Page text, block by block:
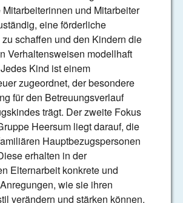
und Mitarbeiter
eine förderliche
schaffen und den Kindern die
Verhaltensweisen modellhaft
Kind ist einem
zugeordnet, der besondere
für den Betreuungsverlauf
trägt. Der zweite Fokus
Heersum liegt darauf, die
Hauptbezugspersonen
erhalten in der
Elternarbeit konkrete und
wie sie ihren
verändern und stärken können.